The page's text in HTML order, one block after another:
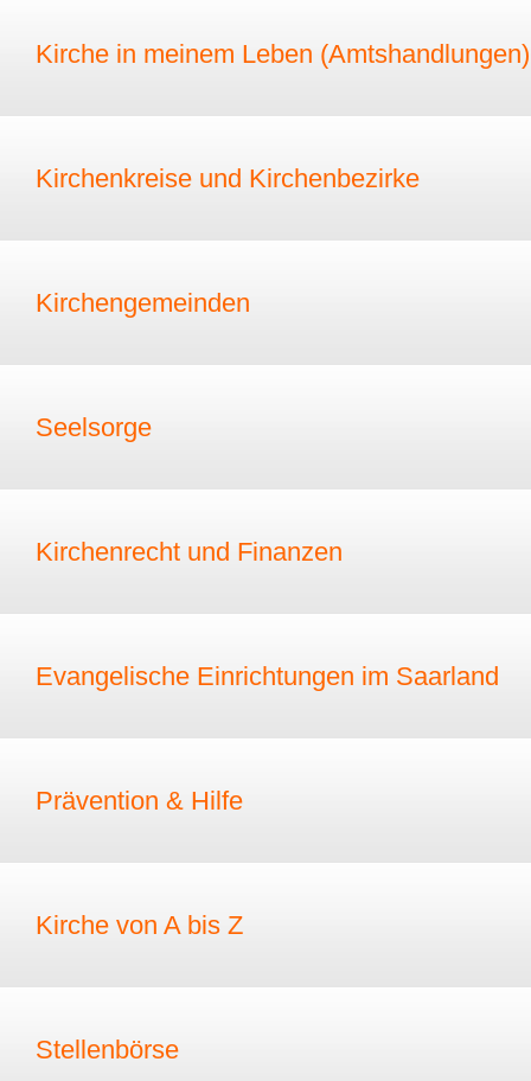
Kirche in meinem Leben (Amtshandlungen)
Kirchenkreise und Kirchenbezirke
Kirchengemeinden
Seelsorge
Kirchenrecht und Finanzen
Evangelische Einrichtungen im Saarland
Prävention & Hilfe
Kirche von A bis Z
Stellenbörse